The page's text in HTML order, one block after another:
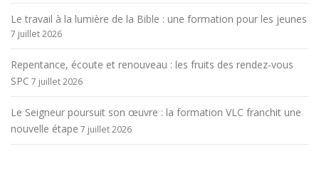
Le travail à la lumière de la Bible : une formation pour les jeunes
7 juillet 2026
Repentance, écoute et renouveau : les fruits des rendez-vous
SPC 7 juillet 2026
Le Seigneur poursuit son œuvre : la formation VLC franchit une
nouvelle étape 7 juillet 2026